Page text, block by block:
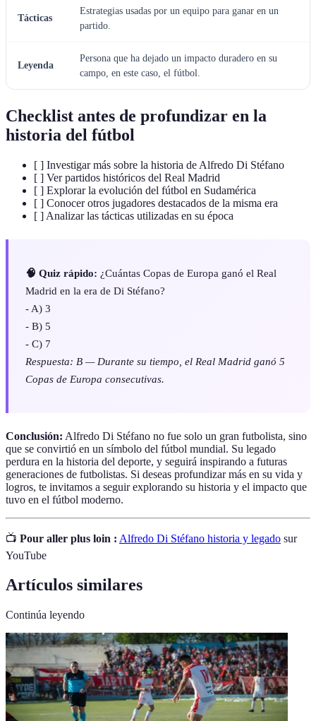
Tácticas
Estrategias usadas por un equipo para ganar en un
partido.
Leyenda
Persona que ha dejado un impacto duradero en su
campo, en este caso, el fútbol.
Checklist antes de profundizar en la
historia del fútbol
[ ] Investigar más sobre la historia de Alfredo Di Stéfano
[ ] Ver partidos históricos del Real Madrid
[ ] Explorar la evolución del fútbol en Sudamérica
[ ] Conocer otros jugadores destacados de la misma era
[ ] Analizar las tácticas utilizadas en su época
🧠 Quiz rápido: ¿Cuántas Copas de Europa ganó el Real
Madrid en la era de Di Stéfano?
- A) 3
- B) 5
- C) 7
Respuesta: B — Durante su tiempo, el Real Madrid ganó 5
Copas de Europa consecutivas.
Conclusión: Alfredo Di Stéfano no fue solo un gran futbolista, sino
que se convirtió en un símbolo del fútbol mundial. Su legado
perdura en la historia del deporte, y seguirá inspirando a futuras
generaciones de futbolistas. Si deseas profundizar más en su vida y
logros, te invitamos a seguir explorando su historia y el impacto que
tuvo en el fútbol moderno.
📺 Pour aller plus loin : Alfredo Di Stéfano historia y legado sur
YouTube
Artículos similares
Continúa leyendo